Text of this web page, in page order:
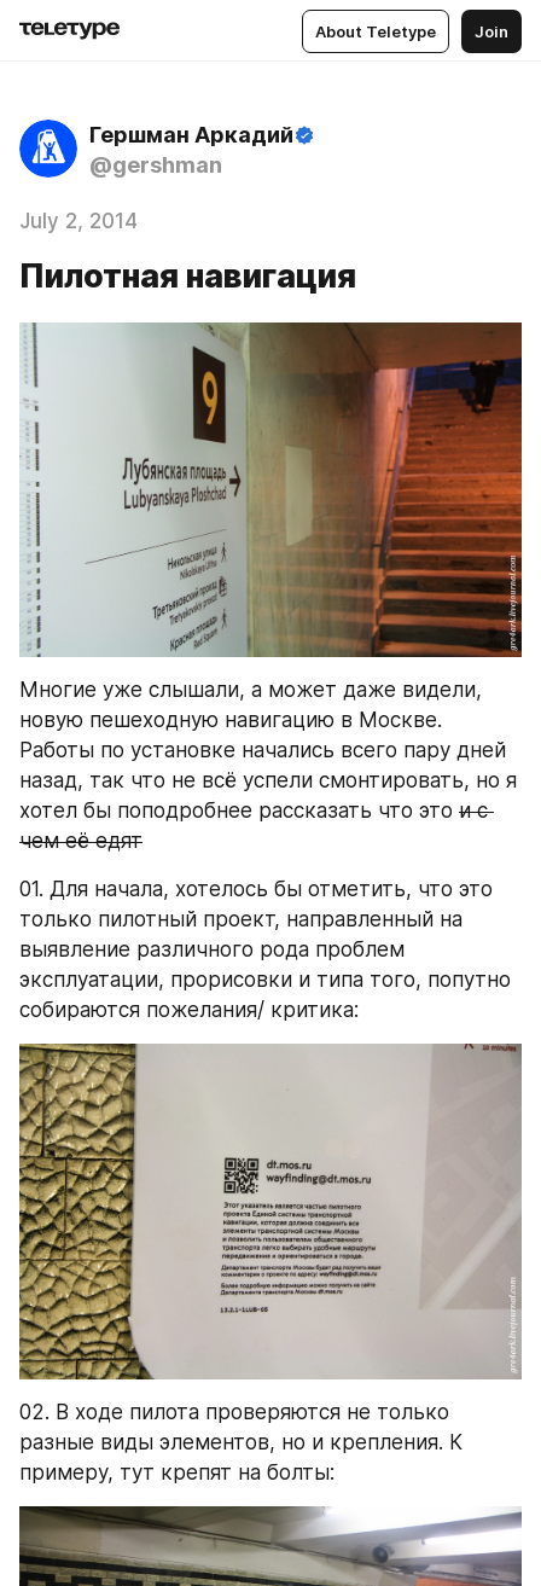
About Teletype Join
Гершман Аркадий
@gershman
July 2, 2014
Пилотная навигация
Многие уже слышали, а может даже видели,
новую пешеходную навигацию в Москве.
Работы по установке начались всего пару дней
назад, так что не всё успели смонтировать, но я
хотел бы поподробнее рассказать что это и с
чем её едят
01. Для начала, хотелось бы отметить, что это
только пилотный проект, направленный на
выявление различного рода проблем
эксплуатации, прорисовки и типа того, попутно
собираются пожелания/ критика:
02. В ходе пилота проверяются не только
разные виды элементов, но и крепления. К
примеру, тут крепят на болты: